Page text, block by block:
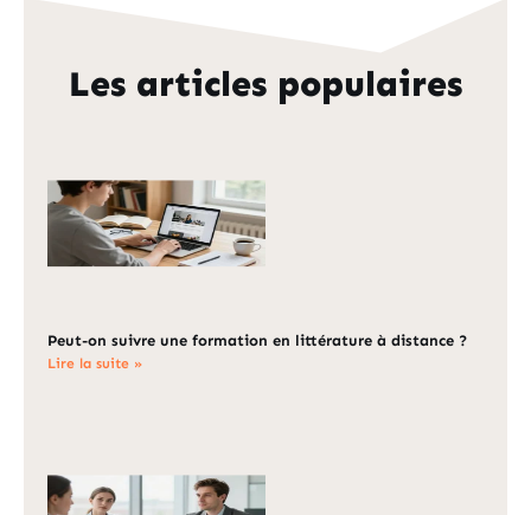
Les articles populaires
Peut-on suivre une formation en littérature à distance ?
Lire la suite »